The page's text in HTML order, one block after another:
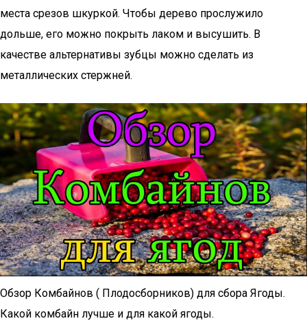
места срезов шкуркой. Чтобы дерево прослужило
дольше, его можно покрыть лаком и высушить. В
качестве альтернативы зубцы можно сделать из
металлических стержней.
Обзор Комбайнов ( Плодосборников) для сбора Ягоды.
Какой комбайн лучше и для какой ягоды.